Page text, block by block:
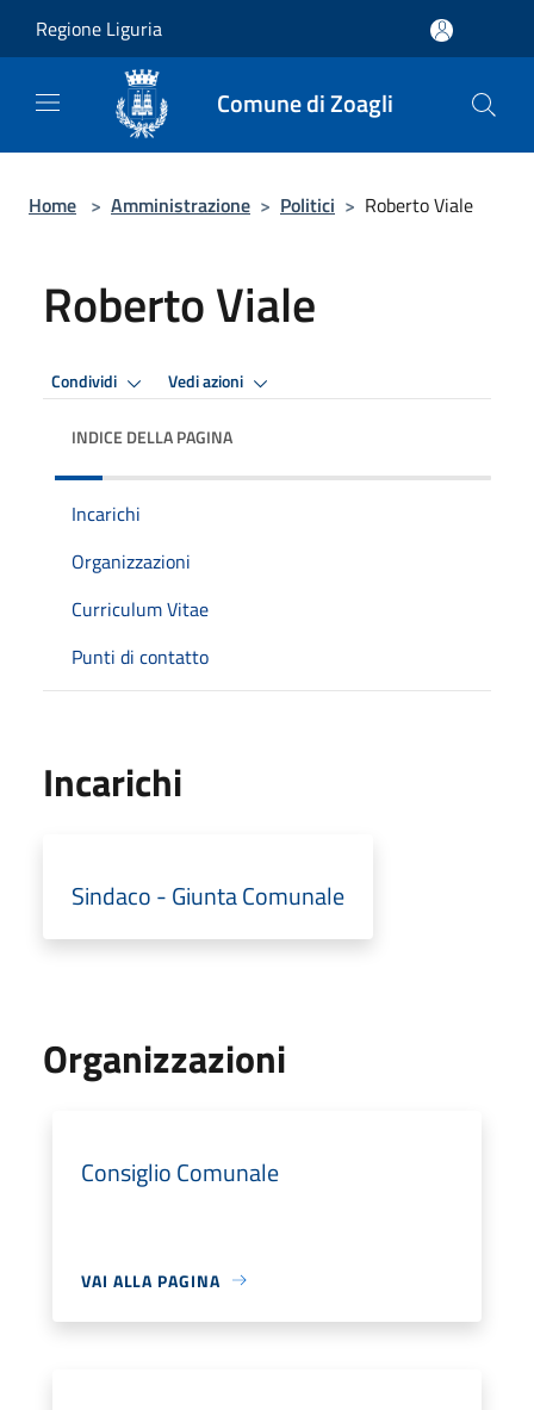
Regione Liguria
Comune di Zoagli
Home > Amministrazione > Politici > Roberto Viale
Roberto Viale
Condividi Vedi azioni
INDICE DELLA PAGINA
Incarichi
Organizzazioni
Curriculum Vitae
Punti di contatto
Incarichi
Sindaco - Giunta Comunale
Organizzazioni
Consiglio Comunale
VAI ALLA PAGINA